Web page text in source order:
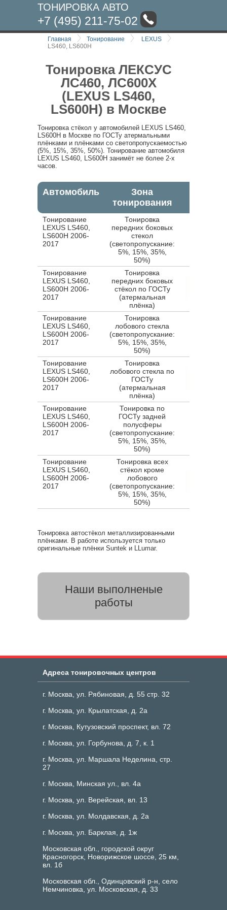
ТОНИРОВКА АВТО
+7 (495) 211-75-02
Главная Тонирование
LEXUS
LS460, LS600H
Тонировка ЛЕКСУС
ЛС460, ЛС600Х
(LEXUS LS460,
LS600H) в Москве
Тонировка стёкол у автомобилей LEXUS LS460,
LS600H в Москве по ГОСТу атермальными
плёнками и плёнками со светопропускаемостью
(5%, 15%, 35%, 50%). Тонирование автомобиля
LEXUS LS460, LS600H занимёт не более 2-х
часов.
Автомобиль
Зона
тонирования
Тонирование
LEXUS LS460,
LS600H 2006-
2017
Тонировка
передних боковых
стекол
(светопропускание:
5%, 15%, 35%,
50%)
Тонирование
LEXUS LS460,
LS600H 2006-
2017
Тонировка
передних боковых
стёкол по ГОСТу
(атермальная
плёнка)
Тонирование
LEXUS LS460,
LS600H 2006-
2017
Тонировка
лобового стекла
(светопропускание:
5%, 15%, 35%,
50%)
Тонирование
LEXUS LS460,
LS600H 2006-
2017
Тонировка
лобового стекла по
ГОСТу
(атермальная
плёнка)
Тонирование
LEXUS LS460,
LS600H 2006-
2017
Тонировка по
ГОСТу задней
полусферы
(светопропускание:
5%, 15%, 35%,
50%)
Тонирование
LEXUS LS460,
LS600H 2006-
2017
Тонировка всех
стёкол кроме
лобового
(светопропускание:
5%, 15%, 35%,
50%)
Тонировка автостёкол металлизированными
плёнками. В работе используется только
оригинальные плёнки Suntek и LLumar.
Наши выполненые
работы
Адреса тонировочных центров
г. Москва, ул. Рябиновая, д. 55 стр. 32
г. Москва, ул. Крылатская, д. 2а
г. Москва, Кутузовский проспект, вл. 72
г. Москва, ул. Горбунова, д. 7, к. 1
г. Москва, ул. Маршала Неделина, стр.
27
г. Москва, Минская ул., вл. 4а
г. Москва, ул. Верейская, вл. 13
г. Москва, ул. Молдавская, д. 2а
г. Москва, ул. Барклая, д. 1ж
Московская обл., городской округ
Красногорск, Новорижское шоссе, 25 км,
вл. 1б
Московская обл., Одинцовский р-н, село
Немчиновка, ул. Московская, д. 33